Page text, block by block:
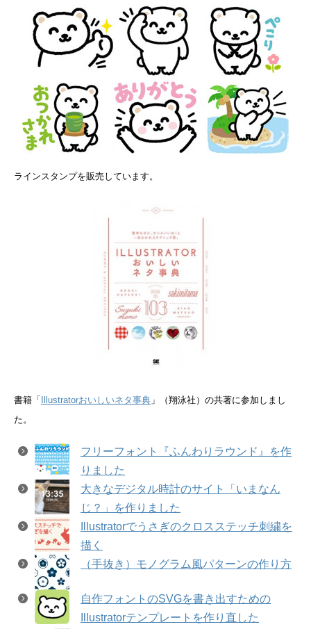
ラインスタンプを販売しています。
書籍「Illustratorおいしいネタ事典 」（翔泳社）の共著に参加しまし
た。
フリーフォント『ふんわりラウンド』を作
りました
大きなデジタル時計のサイト「いまなん
じ？」を作りました
Illustratorでうさぎのクロスステッチ刺繍を
描く
（手抜き）モノグラム風パターンの作り方
自作フォントのSVGを書き出すための
Illustratorテンプレートを作り直した